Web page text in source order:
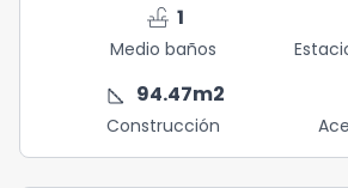
faucet 1
Medio baños
square_foot 94.47m2
Construcción